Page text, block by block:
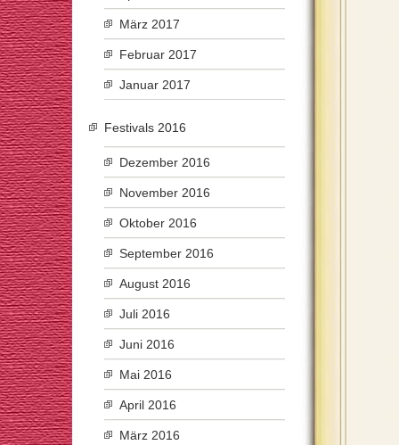
März 2017
Februar 2017
Januar 2017
Festivals 2016
Dezember 2016
November 2016
Oktober 2016
September 2016
August 2016
Juli 2016
Juni 2016
Mai 2016
April 2016
März 2016